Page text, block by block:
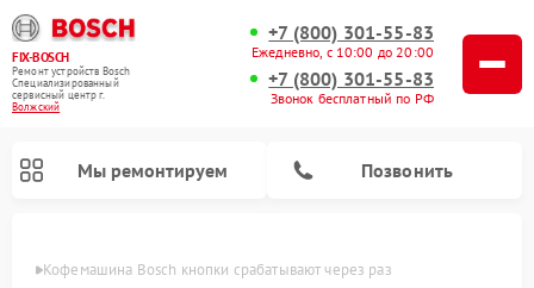
FIX-BOSCH
Ремонт устройств Bosch
Специализированный
cервисный центр г.
Волжский
+7 (800) 301-55-83
Ежедневно, с 10:00 до 20:00
+7 (800) 301-55-83
Звонок бесплатный по РФ
Мы ремонтируем Позвонить
Кофемашина Bosch кнопки срабатывают через раз